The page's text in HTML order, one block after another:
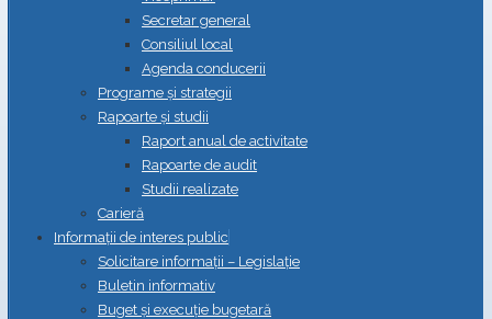
Secretar general
Consiliul local
Agenda conducerii
Programe și strategii
Rapoarte și studii
Raport anual de activitate
Rapoarte de audit
Studii realizate
Carieră
Informații de interes public
Solicitare informații – Legislație
Buletin informativ
Buget și execuție bugetară